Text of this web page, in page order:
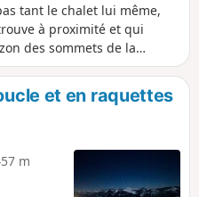
tant le chalet lui même,
à proximité et qui
des sommets de la
faire une belle randonnée
et en raquettes
m